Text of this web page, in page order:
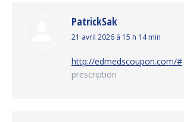
PatrickSak
dit
21 avril 2026 à 15 h 14 min
http://edmedscoupon.com/#
prescription